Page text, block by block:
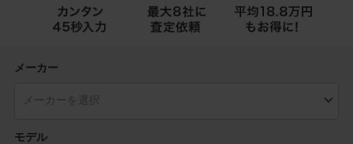
メーカー
モデル